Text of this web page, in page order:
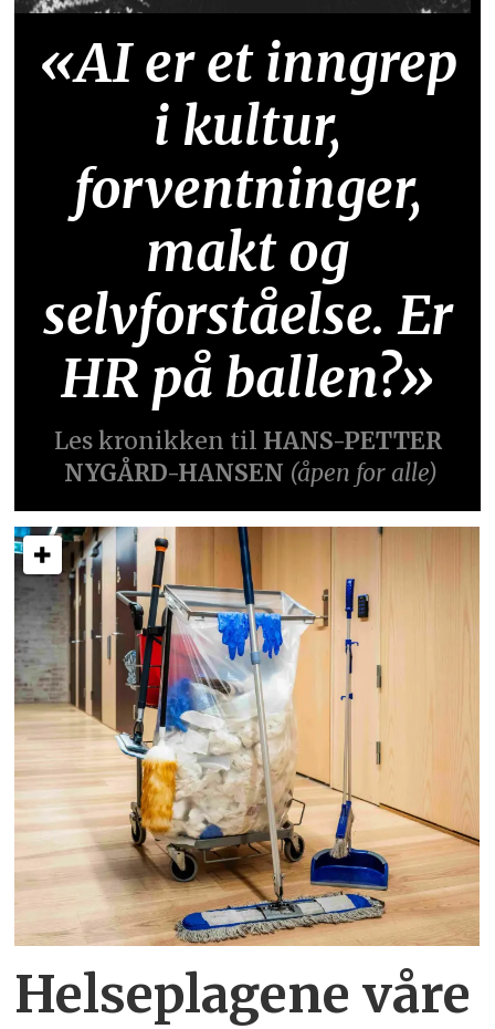
«AI er et inngrep
i kultur,
forventninger,
makt og
selvforståelse. Er
HR på ballen?»
Les kronikken til HANS-PETTER
NYGÅRD-HANSEN (åpen for alle)
Helseplagene våre